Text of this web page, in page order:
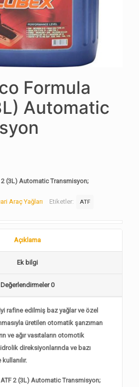
Formula
Automatic
2 (3L) Automatic Transmisyon;
Araç Yağları Etiketler: ATF
Açıklama
Ek bilgi
Değerlendirmeler0
edilmiş baz yağlar ve özel
üretilen otomatik şanzıman
ve ağır vasıtaların otomotik
direksiyonlarında ve bazı
2 (3L) Automatic Transmisyon;